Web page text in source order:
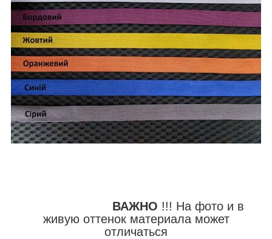
ВАЖНО !!! На фото и в
живую оттенок материала может
отличаться